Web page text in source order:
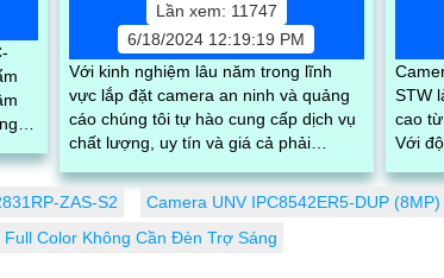
Lần xem: 11747
6/18/2024 12:19:19 PM
Với kinh nghiệm lâu năm trong lĩnh
vực lắp đặt camera an ninh và quảng
cáo chúng tôi tự hào cung cấp dịch vụ
chất lượng, uy tín và giá cả phải
STW
cao
Với
hồng
trong
ZAS-S2 Camera UNV IPC8542ER5-DUP (8MP)
Full Color Không Cần Đèn Trợ Sáng